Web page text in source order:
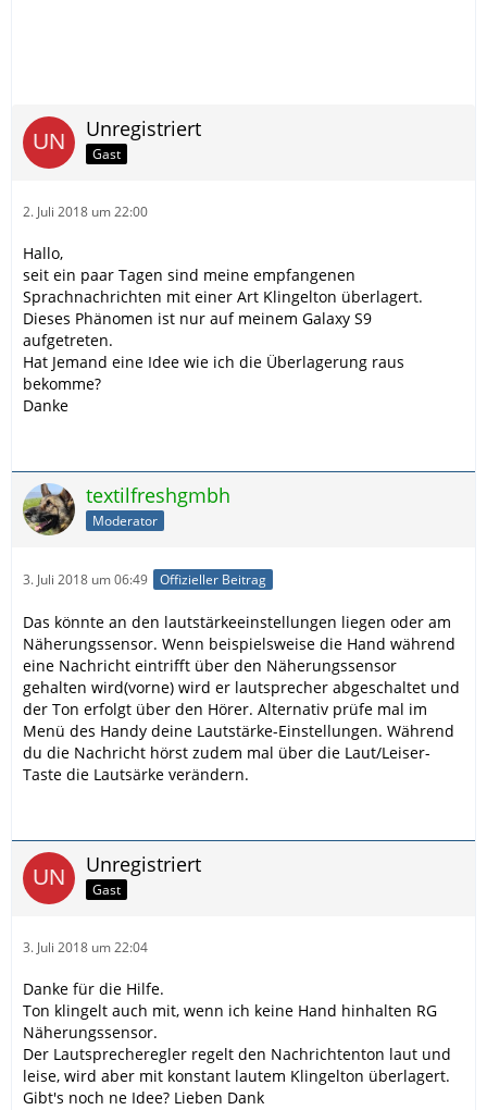
Unregistriert
Gast
2. Juli 2018 um 22:00
Hallo,
seit ein paar Tagen sind meine empfangenen
Sprachnachrichten mit einer Art Klingelton überlagert.
Dieses Phänomen ist nur auf meinem Galaxy S9
aufgetreten.
Hat Jemand eine Idee wie ich die Überlagerung raus
bekomme?
Danke
textilfreshgmbh
Moderator
3. Juli 2018 um 06:49 Offizieller Beitrag
Das könnte an den lautstärkeeinstellungen liegen oder am
Näherungssensor. Wenn beispielsweise die Hand während
eine Nachricht eintrifft über den Näherungssensor
gehalten wird(vorne) wird er lautsprecher abgeschaltet und
der Ton erfolgt über den Hörer. Alternativ prüfe mal im
Menü des Handy deine Lautstärke-Einstellungen. Während
du die Nachricht hörst zudem mal über die Laut/Leiser-
Taste die Lautsärke verändern.
Unregistriert
Gast
3. Juli 2018 um 22:04
Danke für die Hilfe.
Ton klingelt auch mit, wenn ich keine Hand hinhalten RG
Näherungssensor.
Der Lautsprecheregler regelt den Nachrichtenton laut und
leise, wird aber mit konstant lautem Klingelton überlagert.
Gibt's noch ne Idee? Lieben Dank